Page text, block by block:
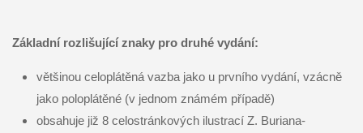
Základní rozlišující znaky pro druhé vydání:
většinou celoplátěná vazba jako u prvního vydání, vzácně
jako poloplátěné (v jednom známém případě)
obsahuje již 8 celostránkových ilustrací Z. Buriana-